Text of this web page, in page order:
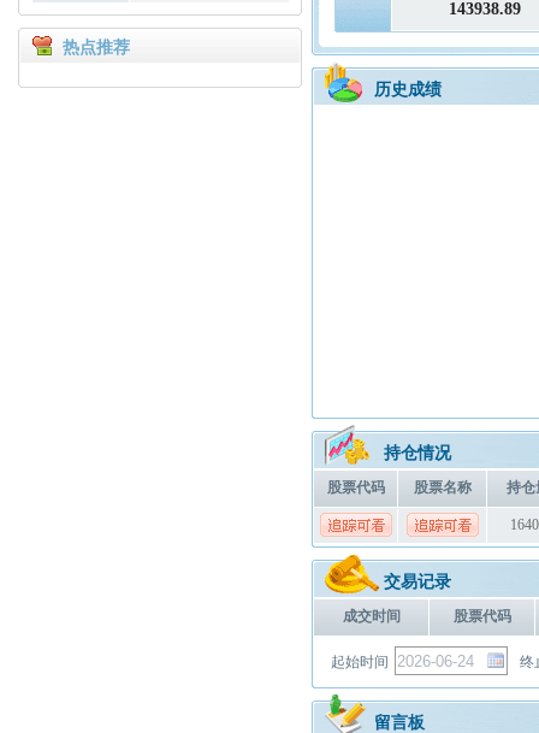
热点推荐
143938.89
历史成绩
持仓情况
股票代码 股票名称 持仓
交易记录
成交时间 股票代码
起始时间 终
留言板